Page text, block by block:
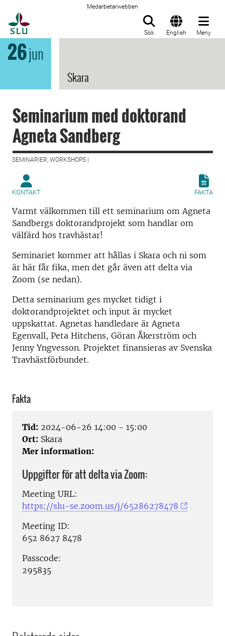
Medarbetarwebben
Sök English Meny
26jun
Skara
Seminarium med doktorand
Agneta Sandberg
SEMINARIER, WORKSHOPS |
KONTAKT FAKTA
Varmt välkommen till ett seminarium om Agneta
Sandbergs doktorandprojekt som handlar om
välfärd hos travhästar!
Seminariet kommer att hållas i Skara och ni som
är här får fika, men det går även att delta via
Zoom (se nedan).
Detta seminarium ges mycket tidigt i
doktorandprojektet och input är mycket
uppskattat. Agnetas handledare är Agneta
Egenvall, Peta Hitchens, Göran Åkerström och
Jenny Yngvesson. Projektet finansieras av Svenska
Travhästförbundet.
Fakta
Tid: 2024-06-26 14:00 - 15:00
Ort: Skara
Mer information:
Uppgifter för att delta via Zoom:
Meeting URL:
https://slu-se.zoom.us/j/65286278478
Meeting ID:
652 8627 8478
Passcode:
295835